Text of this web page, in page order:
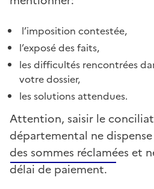
l’imposition contestée,
l’exposé des faits,
les difficultés rencontrées
votre dossier,
les solutions attendues.
Attention, saisir le
départemental ne
des sommes réclamées et
délai de paiement.